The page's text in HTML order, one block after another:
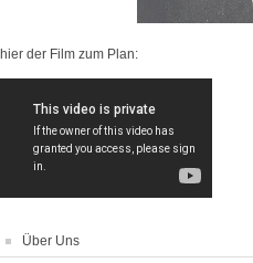
hier der Film zum Plan:
Über Uns